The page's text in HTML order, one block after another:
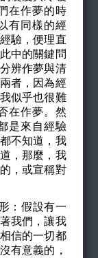
在作夢的時
有同樣的經
驗，便理直
中的關鍵問
辨作夢與清
者，因為經
似乎也很難
在作夢。然
是來自經驗
不知道，我
，那麼，我
，或宣稱對
：假設有一
我們，讓我
信的一切都
有意義的，